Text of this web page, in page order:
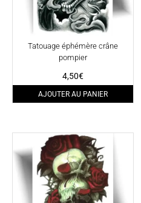
Tatouage éphémère crâne
pompier
4,50€
AJOUTER AU PANIER